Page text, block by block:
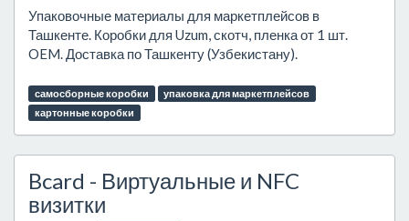
Упаковочные материалы для маркетплейсов в
Ташкенте. Коробки для Uzum, скотч, пленка от 1 шт.
OEM. Доставка по Ташкенту (Узбекистану).
самосборные коробки
упаковка для маркетплейсов
картонные коробки
Bcard - Виртуальные и NFC
визитки